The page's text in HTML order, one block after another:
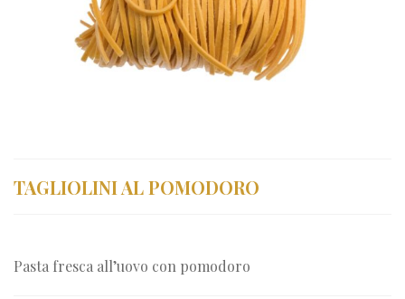
TAGLIOLINI AL POMODORO
Pasta fresca all’uovo con pomodoro